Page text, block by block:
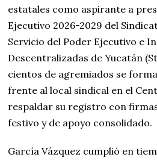
estatales como aspirante a
Ejecutivo 2026-2029 del
Servicio del Poder Ejecutivo e
Descentralizadas de Yucatán
cientos de agremiados se
frente al local sindical en el
respaldar su registro con
festivo y de apoyo consolidado.
García Vázquez cumplió en